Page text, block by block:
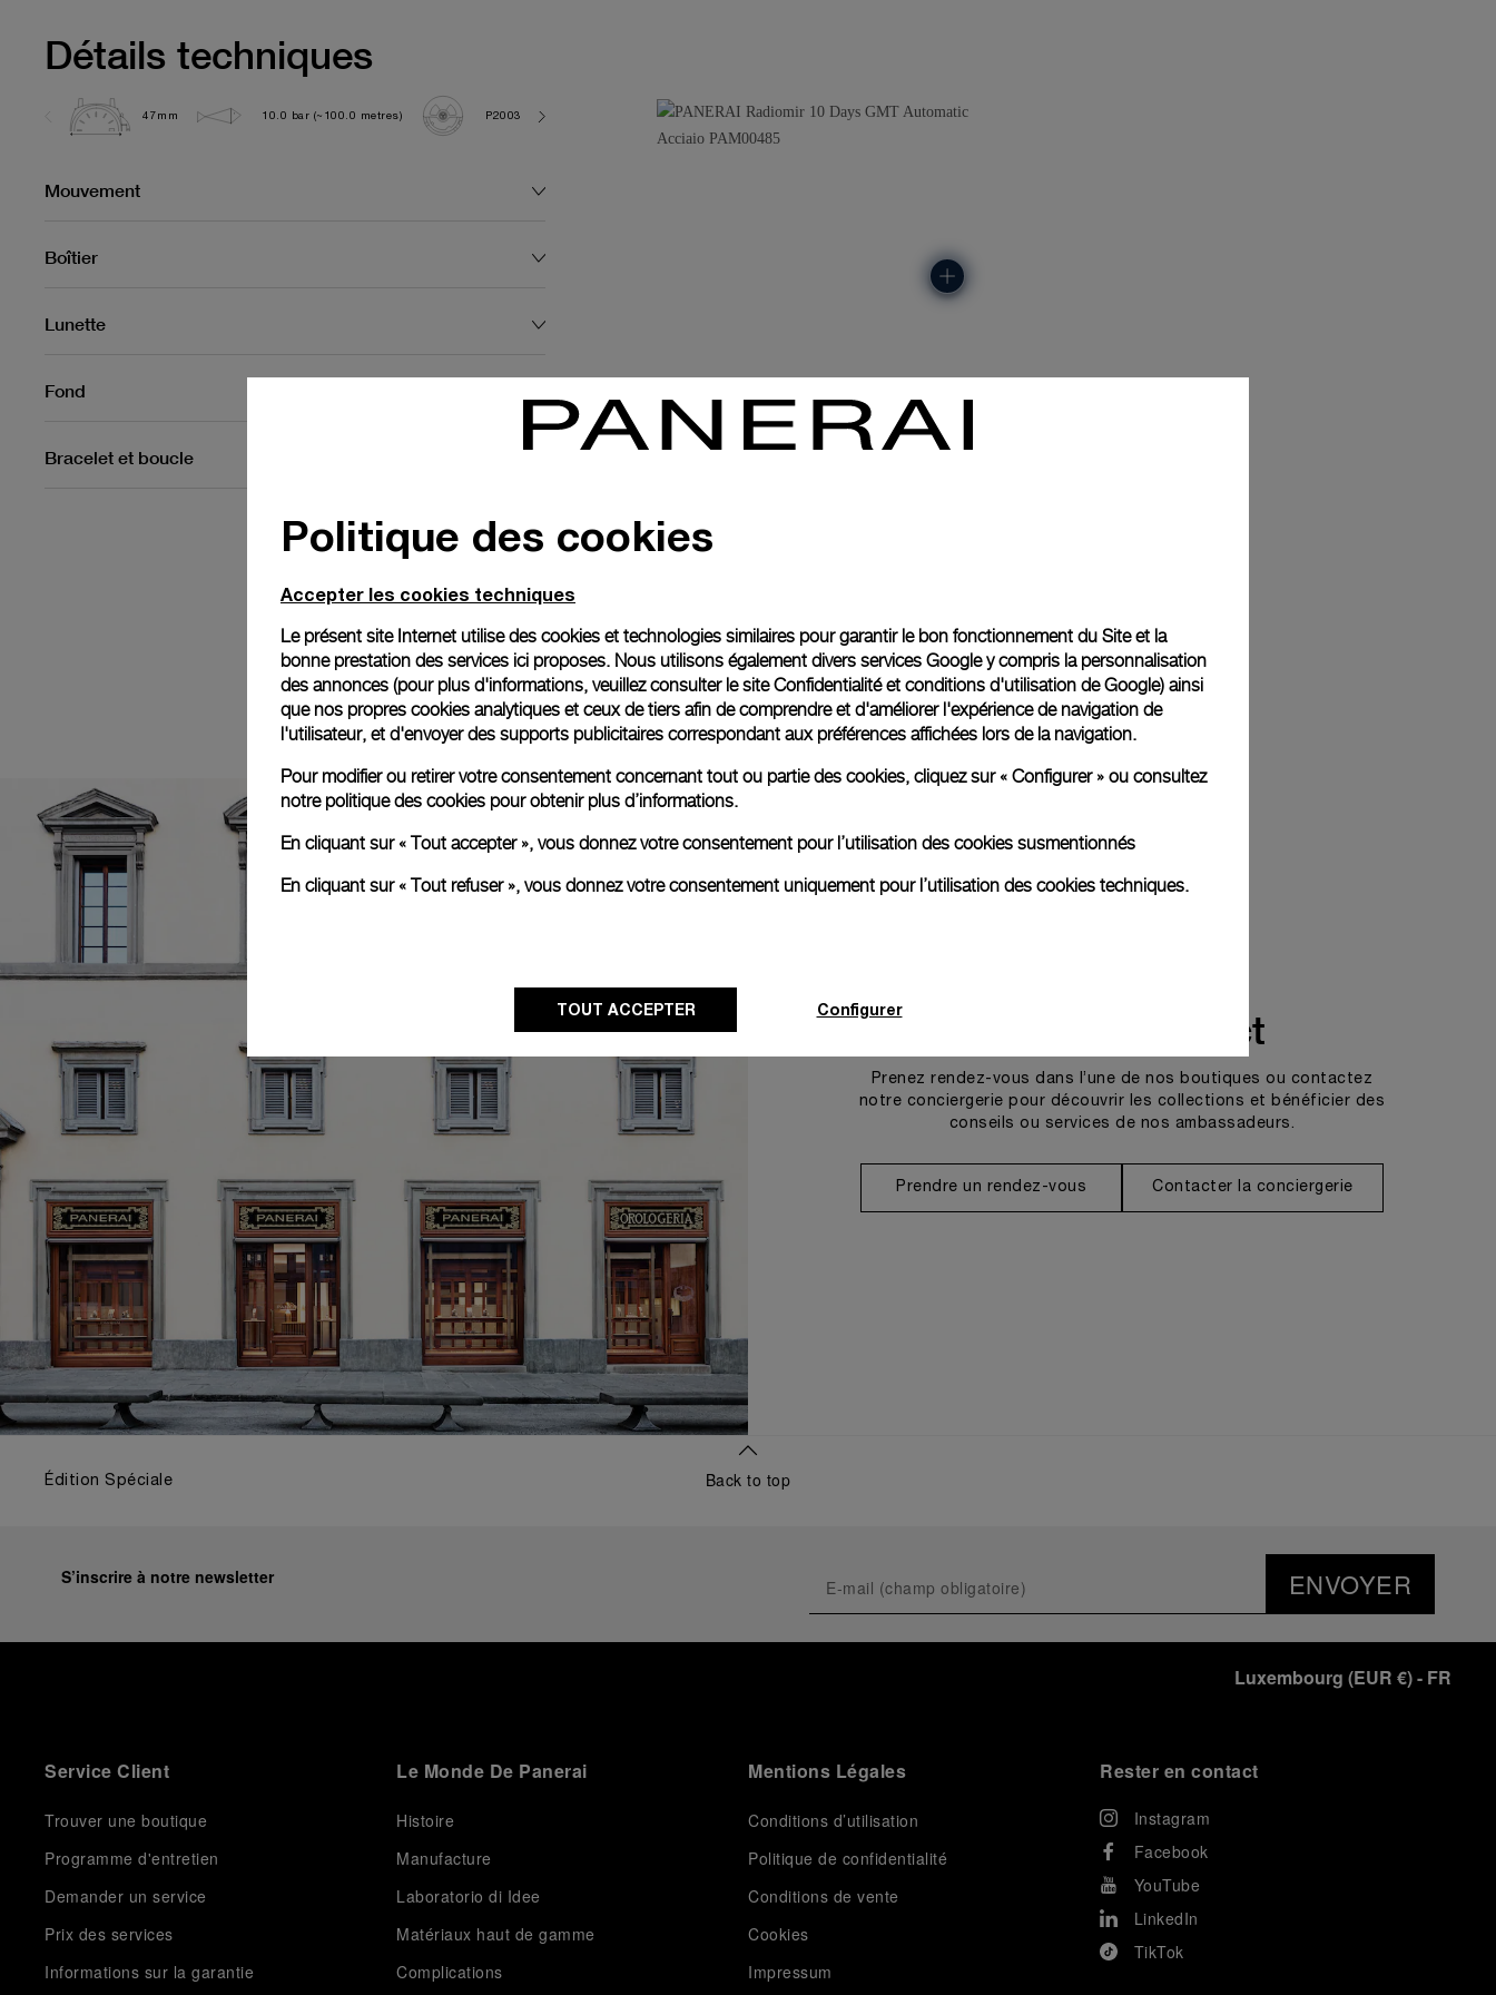
Détails techniques
47mm 10.0 bar (~100.0 metres) P2003
Mouvement
Boîtier
Lunette
Fond
Bracelet et boucle
Prendre contact
Prenez rendez-vous dans l’une de nos boutiques ou contactez
notre conciergerie pour découvrir les collections et bénéficier des
conseils ou services de nos ambassadeurs.
Prendre un rendez-vous Contacter la conciergerie
Édition Spéciale Back to top
S’inscrire à notre newsletter ENVOYER
Luxembourg (EUR €)- FR
Service Client
Trouver une boutique
Programme d'entretien
Demander un service
Prix des services
Informations sur la garantie
Le Monde De Panerai
Histoire
Manufacture
Laboratorio di Idee
Matériaux haut de gamme
Complications
Mentions Légales
Conditions d’utilisation
Politique de confidentialité
Conditions de vente
Cookies
Impressum
Rester en contact
Instagram
Facebook
YouTube
LinkedIn
TikTok
Politique des cookies
Accepter les cookies techniques
Le présent site Internet utilise des cookies et technologies similaires pour garantir le bon fonctionnement du Site et la
bonne prestation des services ici proposes. Nous utilisons également divers services Google y compris la personnalisation
des annonces (pour plus d'informations, veuillez consulter lesite Confidentialité et conditions d'utilisation de Google) ainsi
que nos propres cookies analytiques et ceux de tiers afin de comprendre et d'améliorer l'expérience de navigation de
l'utilisateur, et d'envoyer des supports publicitaires correspondant aux préférences affichées lors de la navigation.
Pour modifier ou retirer votre consentement concernant tout ou partie des cookies, cliquez sur « Configurer » ou consultez
notre politique des cookies pour obtenir plus d’informations.
En cliquant sur « Tout accepter », vous donnez votre consentement pour l’utilisation des cookies susmentionnés
En cliquant sur « Tout refuser », vous donnez votre consentement uniquement pour l’utilisation des cookies techniques.
TOUT ACCEPTER Configurer